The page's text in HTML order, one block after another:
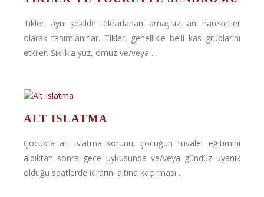
Tikler, aynı şekilde tekrarlanan, amaçsız, ani hareketler
olarak tanımlanırlar. Tikler, genellikle belli kas gruplarını
etkiler. Sıklıkla yüz, omuz ve/veya ...
ALT ISLATMA
Çocukta alt ıslatma sorunu, çocuğun tuvalet eğitimini
aldıktan sonra gece uykusunda ve/veya gündüz uyanık
olduğu saatlerde idrarını altına kaçırması ...